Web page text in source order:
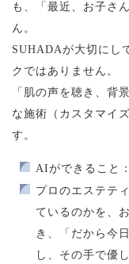
も、「最近、お子さ
ん。
SUHADAが大切にし
クではありません。
「肌の声を聴き、背
な施術（カスタマイ
す。
AIができること
プロのエステテ
ているのかを、
き、「だから今
し、その手で優